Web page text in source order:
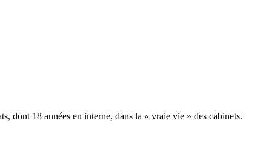
dont 18 années en interne, dans la « vraie vie » des cabinets.